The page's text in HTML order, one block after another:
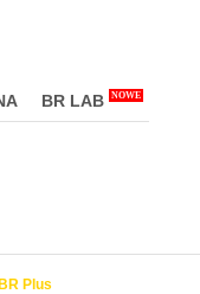
BR LAB NOWE
Plus